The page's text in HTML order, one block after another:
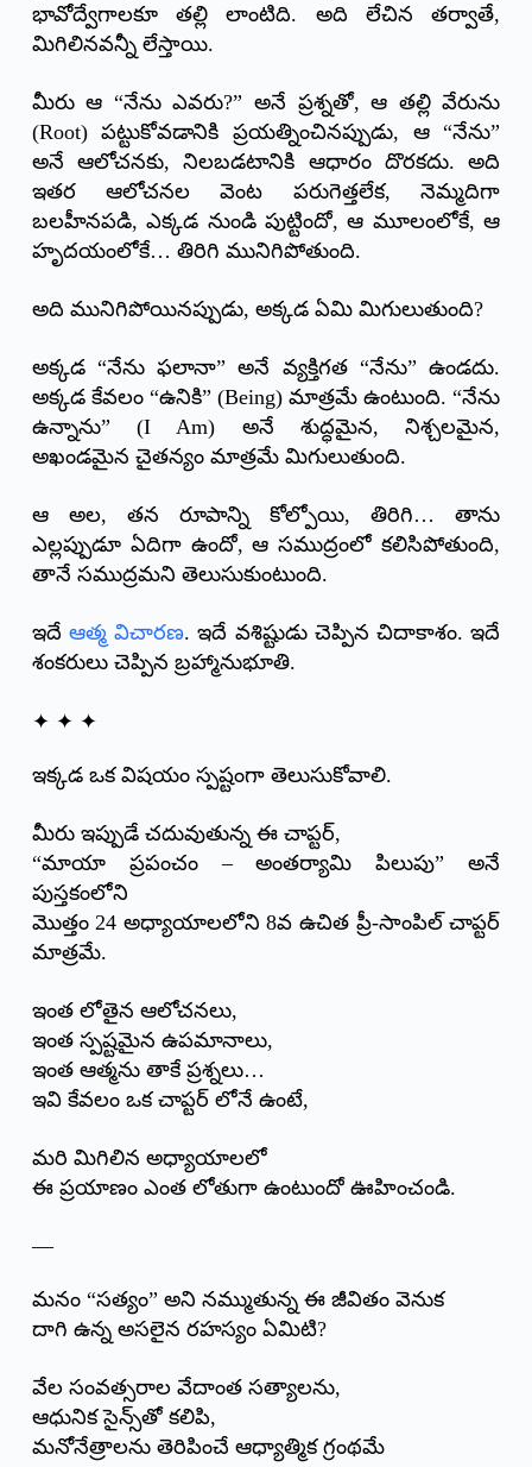
భావోద్వేగాలకూ తల్లి లాంటిది. అది లేచిన తర్వాతే,
మిగిలినవన్నీ లేస్తాయి.
మీరు ఆ “నేను ఎవరు?” అనే ప్రశ్నతో, ఆ తల్లి వేరును
(Root) పట్టుకోవడానికి ప్రయత్నించినప్పుడు, ఆ “నేను”
అనే ఆలోచనకు, నిలబడటానికి ఆధారం దొరకదు. అది
ఇతర ఆలోచనల వెంట పరుగెత్తలేక, నెమ్మదిగా
బలహీనపడి, ఎక్కడ నుండి పుట్టిందో, ఆ మూలంలోకే, ఆ
హృదయంలోకే… తిరిగి మునిగిపోతుంది.
అది మునిగిపోయినప్పుడు, అక్కడ ఏమి మిగులుతుంది?
అక్కడ “నేను ఫలానా” అనే వ్యక్తిగత “నేను” ఉండదు.
అక్కడ కేవలం “ఉనికి” (Being) మాత్రమే ఉంటుంది. “నేను
ఉన్నాను” (I Am) అనే శుద్ధమైన, నిశ్చలమైన,
అఖండమైన చైతన్యం మాత్రమే మిగులుతుంది.
ఆ అల, తన రూపాన్ని కోల్పోయి, తిరిగి… తాను
ఎల్లప్పుడూ ఏదిగా ఉందో, ఆ సముద్రంలో కలిసిపోతుంది,
తానే సముద్రమని తెలుసుకుంటుంది.
ఇదేఆత్మ విచారణ. ఇదే వశిష్టుడు చెప్పిన చిదాకాశం. ఇదే
శంకరులు చెప్పిన బ్రహ్మానుభూతి.
✦ ✦ ✦
ఇక్కడ ఒక విషయం స్పష్టంగా తెలుసుకోవాలి.
మీరు ఇప్పుడే చదువుతున్న ఈ చాప్టర్,
“మాయా ప్రపంచం – అంతర్యామి పిలుపు” అనే
పుస్తకంలోని
మొత్తం 24 అధ్యాయాలలోని 8వ ఉచిత ప్రీ-సాంపిల్ చాప్టర్
మాత్రమే.
ఇంత లోతైన ఆలోచనలు,
ఇంత స్పష్టమైన ఉపమానాలు,
ఇంత ఆత్మను తాకే ప్రశ్నలు…
ఇవి కేవలం ఒక చాప్టర్ లోనే ఉంటే,
మరి మిగిలిన అధ్యాయాలలో
ఈ ప్రయాణం ఎంత లోతుగా ఉంటుందో ఊహించండి.
—
మనం “సత్యం” అని నమ్ముతున్న ఈ జీవితం వెనుక
దాగి ఉన్న అసలైన రహస్యం ఏమిటి?
వేల సంవత్సరాల వేదాంత సత్యాలను,
ఆధునిక సైన్స్‌తో కలిపి,
మనోనేత్రాలను తెరిపించే ఆధ్యాత్మిక గ్రంథమే